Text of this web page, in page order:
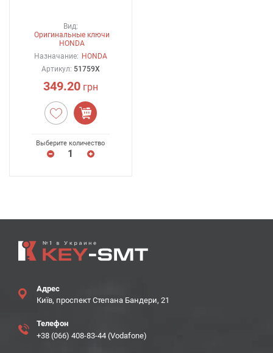
Вид:
Оригинальные ключи
HONDA
Назначание: HONDA
Артикул: 51759X
349.20грн
Выберите количество
Адрес
Київ, проспект Степана Бандери, 21
Телефон
+38 (066) 408-83-44 (Vodafone)